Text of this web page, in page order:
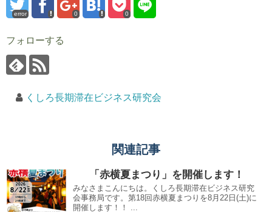
error 0 0
フォローする
くしろ長期滞在ビジネス研究会
関連記事
「赤横夏まつり」を開催します！
みなさまこんにちは。くしろ長期滞在ビジネス研究
会事務局です。第18回赤横夏まつりを8月22日(土)に
開催します！！ ...